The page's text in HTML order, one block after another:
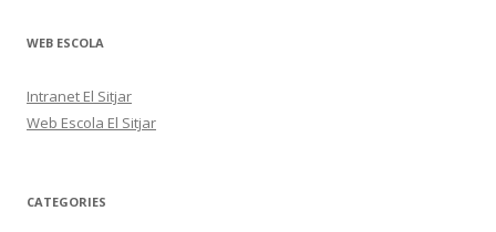
WEB ESCOLA
Intranet El Sitjar
Web Escola El Sitjar
CATEGORIES